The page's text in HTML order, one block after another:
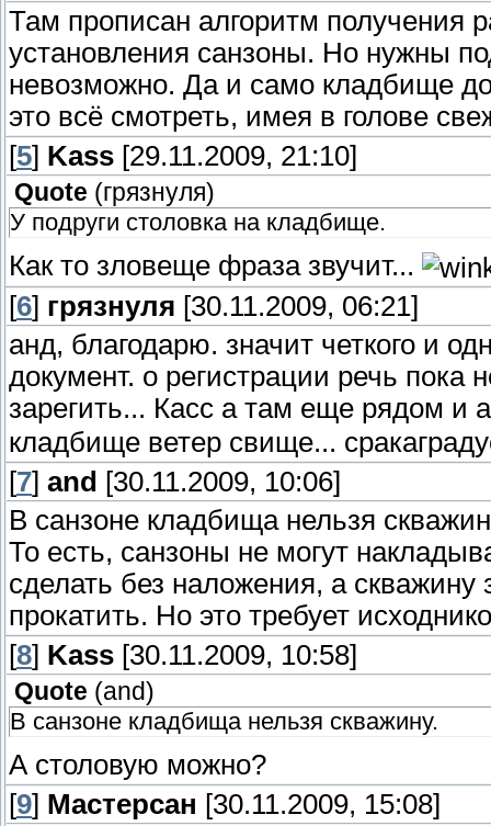
Там прописан алгоритм получения
установления санзоны. Но нужны
невозможно. Да и само кладбище
это всё смотреть, имея в голове
[5] Kass [29.11.2009, 21:10]
Quote (грязнуля)
У подруги столовка на кладбище.
Как то зловеще фраза звучит...
[6] грязнуля [30.11.2009, 06:21]
анд, благодарю. значит четкого и
документ. о регистрации речь пока
зарегить... Касс а там еще рядом и
кладбище ветер свище...
[7] and [30.11.2009, 10:06]
В санзоне кладбища нельзя
То есть, санзоны не могут
сделать без наложения, а
прокатить. Но это требует
[8] Kass [30.11.2009, 10:58]
Quote (and)
В санзоне кладбища нельзя скважину.
А столовую можно?
[9] Мастерсан [30.11.2009, 15:08]